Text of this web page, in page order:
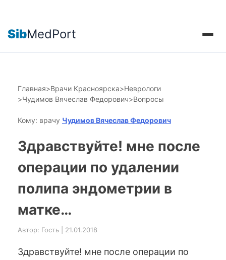
SibMedPort
Главная>Врачи Красноярска>Неврологи
>Чудимов Вячеслав Федорович>Вопросы
Кому: врачу Чудимов Вячеслав Федорович
Здравствуйте! мне после
операции по удалении
полипа эндометрии в
матке…
Автор: Гость | 21.01.2018
Здравствуйте! мне после операции по